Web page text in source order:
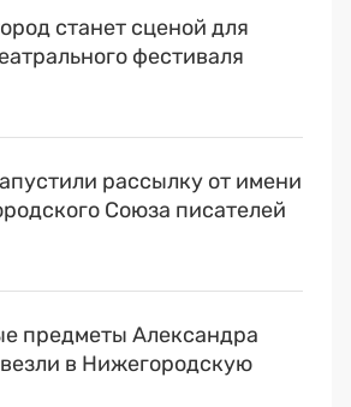
станет сценой для
фестиваля
рассылку от имени
Союза писателей
предметы Александра
в Нижегородскую